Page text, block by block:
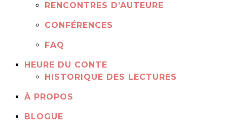
RENCONTRES D’AUTEURE
CONFÉRENCES
FAQ
HEURE DU CONTE
HISTORIQUE DES LECTURES
À PROPOS
BLOGUE